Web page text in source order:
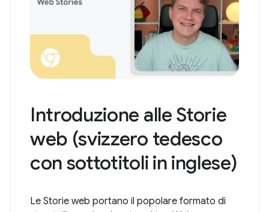
Introduzione alle Storie
web (svizzero tedesco
con sottotitoli in inglese)
Le Storie web portano il popolare formato di